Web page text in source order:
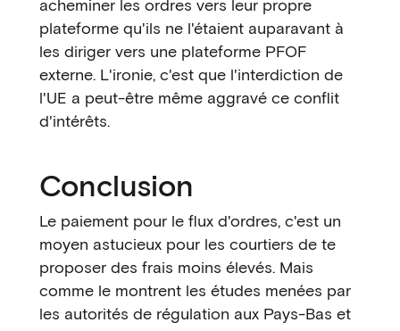
acheminer les ordres vers leur propre
plateforme qu'ils ne l'étaient auparavant à
les diriger vers une plateforme PFOF
externe. L'ironie, c'est que l'interdiction de
l'UE a peut-être même aggravé ce conflit
d'intérêts.
Conclusion
Le paiement pour le flux d'ordres, c'est un
moyen astucieux pour les courtiers de te
proposer des frais moins élevés. Mais
comme le montrent les études menées par
les autorités de régulation aux Pays-Bas et